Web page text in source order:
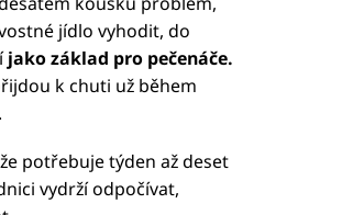
jídlo vyhodit, do
jako základ pro pečenáče.
k chuti už během
potřebuje týden až deset
vydrží odpočívat,